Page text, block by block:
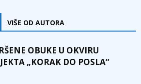
VIŠE OD AUTORA
OBUKE U OKVIRU
„KORAK DO POSLA“